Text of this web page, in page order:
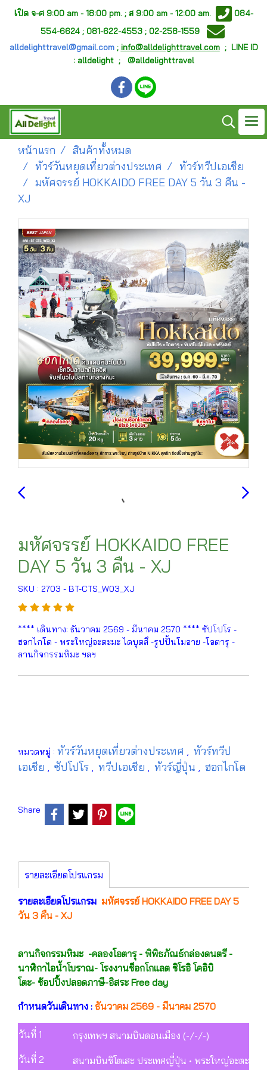
เปิด จ-ศ 9:00 am - 18:00 pm. ; ส 9:00 am - 12:00 am.
084-
554-6624 ; 081-622-4553 ; 02-258-1559
alldelighttravel@gmail.com; info@alldelighttravel.com; LINE ID
: alldelight ; @alldelighttravel
หน้าแรก
สินค้าทั้งหมด
ทัวร์วันหยุดเที่ยวต่างประเทศ
ทัวร์ทวีปเอเชีย
มหัศจรรย์ HOKKAIDO FREE DAY 5 วัน 3 คืน -
XJ
มหัศจรรย์ HOKKAIDO FREE
DAY 5 วัน 3 คืน - XJ
SKU : 2703 - BT-CTS_W03_XJ
**** เดินทาง: ธันวาคม 2569 - มีนาคม 2570 **** ซัปโปโร -
ฮอกไกโด - พระใหญ่อะตะมะ ไดบุตสึ -รูปปั้นโมอาย -โอตารุ -
ลานกิจกรรมหิมะ ฯลฯ
หมวดหมู่ : ทัวร์วันหยุดเที่ยวต่างประเทศ , ทัวร์ทวีป
เอเชีย , ซัปโปโร , ทวีปเอเชีย , ทัวร์ญี่ปุ่น , ฮอกไกโด
Share
รายละเอียดโปรแกรม
รายละเอียดโปรแกรม มหัศจรรย์ HOKKAIDO FREE DAY 5
วัน 3 คืน - XJ
ลานกิจกรรมหิมะ -คลองโอตารุ - พิพิธภัณธ์กล่องดนตรี -
นาฬิกาไอน้ำโบราณ- โรงงานช็อกโกแลต ชิโรอิ โคอิบิ
โตะ- ช้อปปิ้งปลอดภาษี-อิสระ Free day
กำหนดวันเดินทาง : ธันวาคม 2569 - มีนาคม 2570
วันที่ 1
กรุงเทพฯ สนามบินดอนเมือง (-/-/-)
วันที่ 2
สนามบินชิโตเสะ ประเทศญี่ปุ่น • พระใหญ่อะตะมะ